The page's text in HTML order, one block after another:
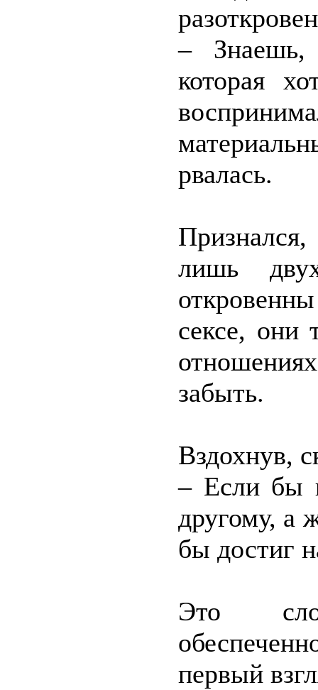
– Знаешь,
которая
рвалась.
лишь
сексе, они
забыть.
Вздохнув,
– Если бы
другому, а
бы достиг
Это
первый